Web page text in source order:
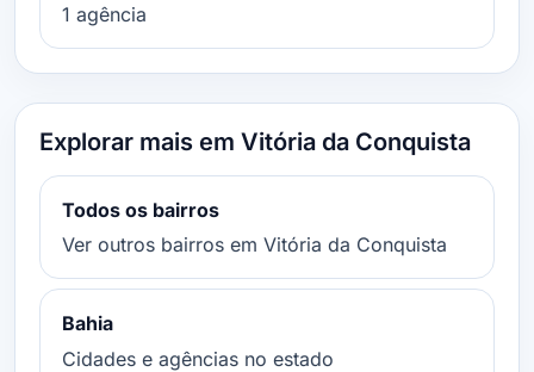
1 agência
Explorar mais em Vitória da Conquista
Todos os bairros
Ver outros bairros em Vitória da Conquista
Bahia
Cidades e agências no estado